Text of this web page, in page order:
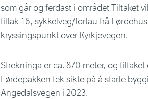
som går og ferdast i området Tiltaket
tiltak 16, sykkelveg/fortau frå
kryssingspunkt over Kyrkjevegen.
Strekninga er ca. 870 meter, og
Førdepakken tek sikte på å starte
Angedalsvegen i 2023.